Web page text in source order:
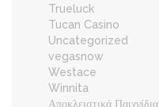
Trueluck
Tucan Casino
Uncategorized
vegasnow
Westace
Winnita
Αποκλειστικά Παιχνίδια